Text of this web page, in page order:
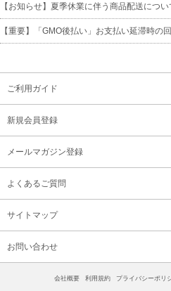
【お知らせ】夏季休業に伴う商品配送につい
【重要】「GMO後払い」お支払い延滞時の
ご利用ガイド
新規会員登録
メールマガジン登録
よくあるご質問
サイトマップ
お問い合わせ
会社概要 利用規約 プライバシーポリ